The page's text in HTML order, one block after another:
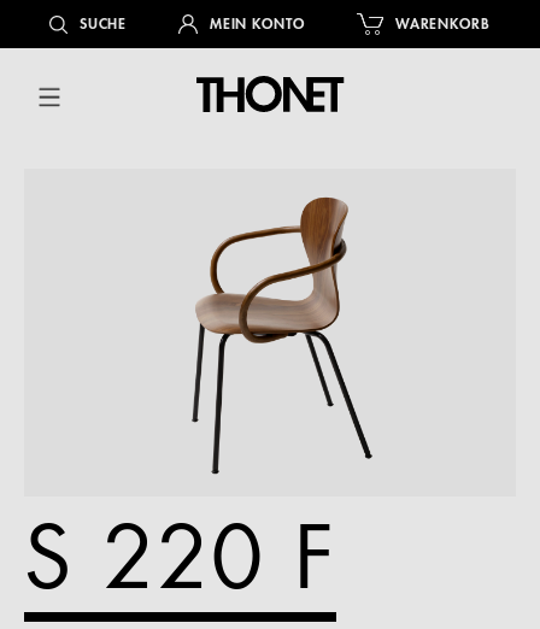
springenSUCHE MEIN KONTO WARENKORB
S 220 F